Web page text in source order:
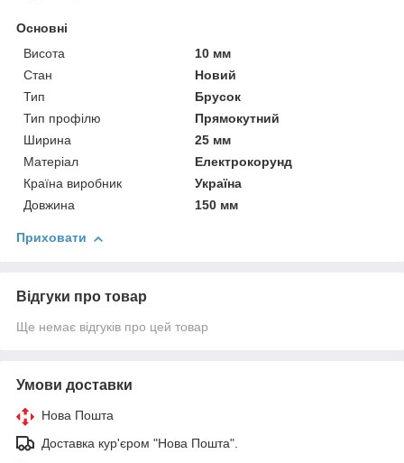
Основні
Висота
10 мм
Стан
Новий
Тип
Брусок
Тип профілю
Прямокутний
Ширина
25 мм
Матеріал
Електрокорунд
Країна виробник
Україна
Довжина
150 мм
Приховати
Відгуки про товар
Ще немає відгуків про цей товар
Умови доставки
Нова Пошта
Доставка кур'єром "Нова Пошта".